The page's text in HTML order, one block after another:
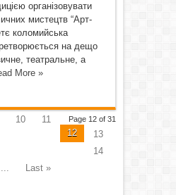
організовувати
мистецтв “Арт-
коломийська
на дещо
театральне, а
More »
Page 12 of 31
10
11
12
13
14
... Last »